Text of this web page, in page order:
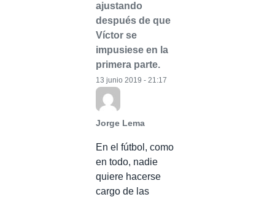
ajustando
después de que
Víctor se
impusiese en la
primera parte.
Jorge Lema
13 junio 2019 - 21:17
En el fútbol, como
en todo, nadie
quiere hacerse
cargo de las